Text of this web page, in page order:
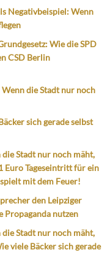
Negativbeispiel: Wenn
Wie die SPD
CSD Berlin
die Stadt nur noch
sich gerade selbst
Stadt nur noch mäht,
Euro Tageseintritt für ein
mit dem Feuer!
den Leipziger
Propaganda nutzen
Stadt nur noch mäht,
viele Bäcker sich gerade